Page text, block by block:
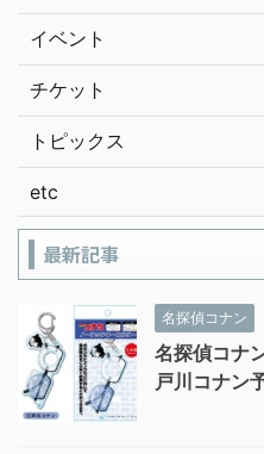
イベント
チケット
トピックス
etc
最新記事
名探偵コナン
名探偵コナ
戸川コナン